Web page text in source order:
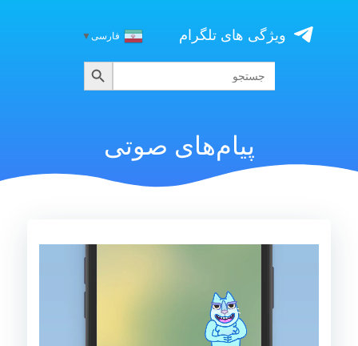
content
ویژگی های تلگرام فارسی▼
جستجو
برای:
جستجو
پیام‌های صوتی